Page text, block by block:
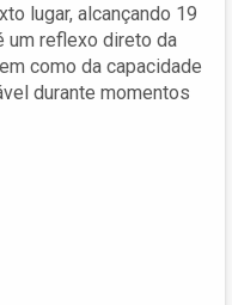
lugar, alcançando 19
um reflexo direto da
como da capacidade
durante momentos